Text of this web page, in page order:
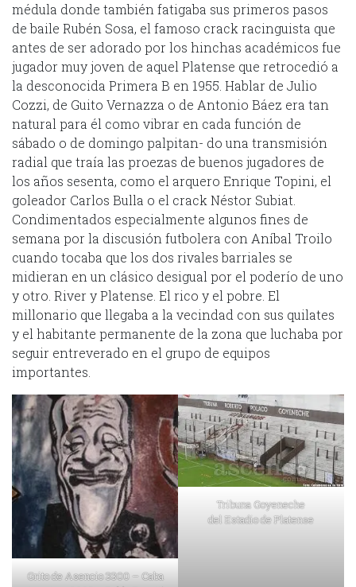
médula donde también fatigaba sus primeros pasos
de baile Rubén Sosa, el famoso crack racinguista que
antes de ser adorado por los hinchas académicos fue
jugador muy joven de aquel Platense que retrocedió a
la desconocida Primera B en 1955. Hablar de Julio
Cozzi, de Guito Vernazza o de Antonio Báez era tan
natural para él como vibrar en cada función de
sábado o de domingo palpitan- do una transmisión
radial que traía las proezas de buenos jugadores de
los años sesenta, como el arquero Enrique Topini, el
goleador Carlos Bulla o el crack Néstor Subiat.
Condimentados especialmente algunos fines de
semana por la discusión futbolera con Aníbal Troilo
cuando tocaba que los dos rivales barriales se
midieran en un clásico desigual por el poderío de uno
y otro. River y Platense. El rico y el pobre. El
millonario que llegaba a la vecindad con sus quilates
y el habitante permanente de la zona que luchaba por
seguir entreverado en el grupo de equipos
importantes.
Grito de Asencio 3300 – Caba
Tribuna Goyeneche
del Estadio de Platense